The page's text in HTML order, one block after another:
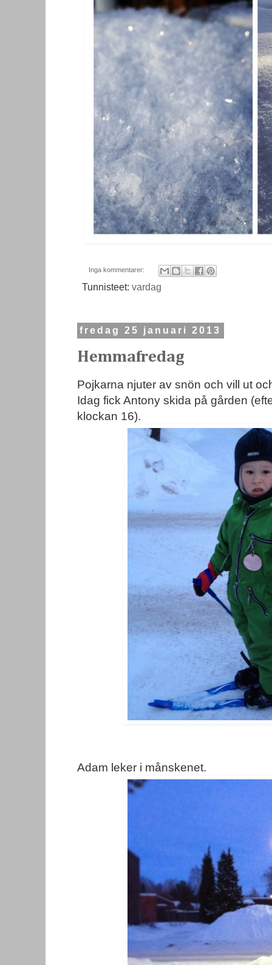
Inga kommentarer:
Tunnisteet: vardag
fredag 25 januari 2013
Hemmafredag
Pojkarna njuter av snön och vill ut
Idag fick Antony skida på gården
klockan 16).
Adam leker i månskenet.